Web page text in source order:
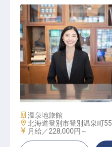
宿泊予約
施設業態
温泉地旅館
勤務地
北海道登別市登別温泉町55
給与
月給／228,000円～